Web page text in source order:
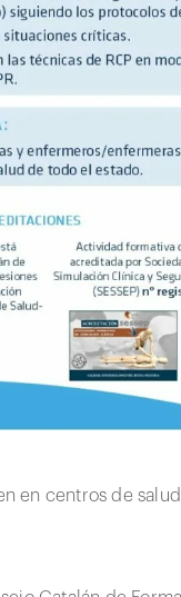
en centros de